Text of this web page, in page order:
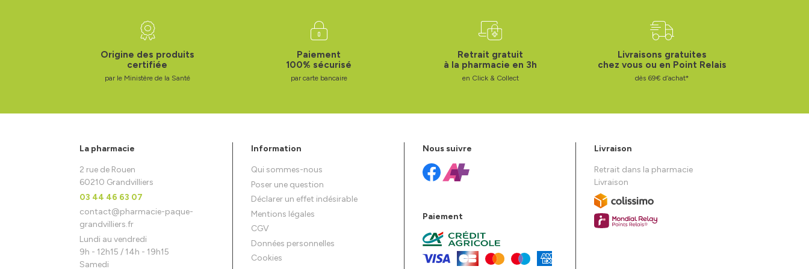
Origine des produits
certifiée
par le Ministère de la Santé
Paiement
100% sécurisé
par carte bancaire
Retrait gratuit
à la pharmacie en 3h
en Click & Collect
Livraisons gratuites
chez vous ou en Point Relais
dès 69€ d’achat*
La pharmacie
2 rue de Rouen
60210 Grandvilliers
03 44 46 63 07
contact@pharmacie-paque-
grandvilliers.fr
Lundi au vendredi
9h - 12h15 / 14h - 19h15
Samedi
Information
Qui sommes-nous
Poser une question
Déclarer un effet indésirable
Mentions légales
CGV
Données personnelles
Cookies
Nous suivre
Paiement
Livraison
Retrait dans la pharmacie
Livraison